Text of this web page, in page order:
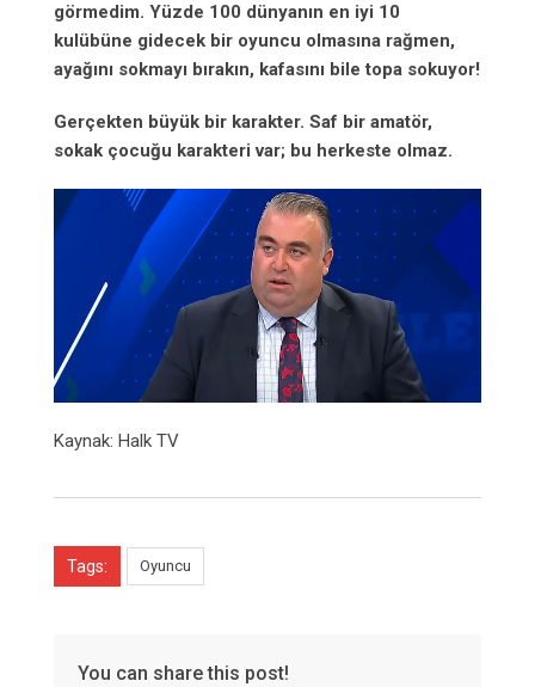
görmedim. Yüzde 100 dünyanın en iyi 10
kulübüne gidecek bir oyuncu olmasına rağmen,
ayağını sokmayı bırakın, kafasını bile topa sokuyor!
Gerçekten büyük bir karakter. Saf bir amatör,
sokak çocuğu karakteri var; bu herkeste olmaz.
Kaynak: Halk TV
Tags: Oyuncu
You can share this post!